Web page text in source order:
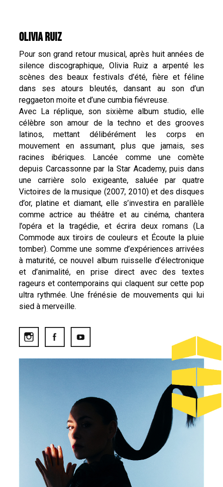
OLIVIA RUIZ
Pour son grand retour musical, après huit années de
silence discographique, Olivia Ruiz a arpenté les
scènes des beaux festivals d’été, fière et féline
dans ses atours bleutés, dansant au son d’un
reggaeton moite et d’une cumbia fiévreuse.
Avec La réplique, son sixième album studio, elle
célèbre son amour de la techno et des grooves
latinos, mettant délibérément les corps en
mouvement en assumant, plus que jamais, ses
racines ibériques. Lancée comme une comète
depuis Carcassonne par la Star Academy, puis dans
une carrière solo exigeante, saluée par quatre
Victoires de la musique (2007, 2010) et des disques
d’or, platine et diamant, elle s’investira en parallèle
comme actrice au théâtre et au cinéma, chantera
l’opéra et la tragédie, et écrira deux romans (La
Commode aux tiroirs de couleurs et Écoute la pluie
tomber). Comme une somme d’expériences arrivées
à maturité, ce nouvel album ruisselle d’électronique
et d’animalité, en prise direct avec des textes
rageurs et contemporains qui claquent sur cette pop
ultra rythmée. Une frénésie de mouvements qui lui
sied à merveille.